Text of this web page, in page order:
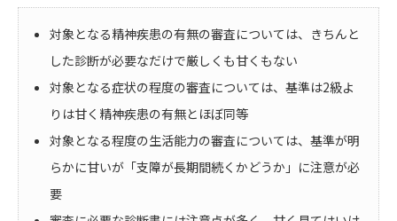
対象となる精神疾患の有無の審査については、きちんと
した診断が必要なだけで厳しくも甘くもない
対象となる症状の程度の審査については、基準は2級よ
りは甘く精神疾患の有無とほぼ同等
対象となる程度の生活能力の審査については、基準が明
らかに甘いが「支障が長期間続くかどうか」に注意が必
要